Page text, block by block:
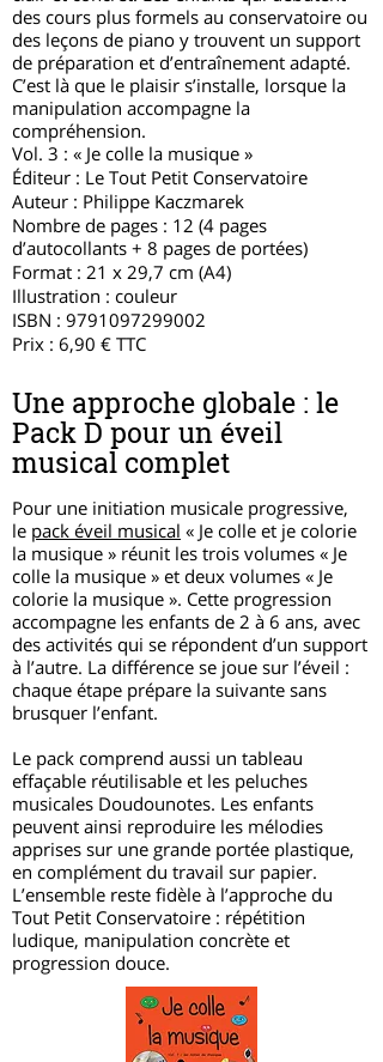
des cours plus formels au conservatoire ou
des leçons de piano y trouvent un support
de préparation et d’entraînement adapté.
C’est là que le plaisir s’installe, lorsque la
manipulation accompagne la
compréhension.
Vol. 3 : « Je colle la musique »
Éditeur : Le Tout Petit Conservatoire
Auteur : Philippe Kaczmarek
Nombre de pages : 12 (4 pages
d’autocollants + 8 pages de portées)
Format : 21 x 29,7 cm (A4)
Illustration : couleur
ISBN : 9791097299002
Prix : 6,90 € TTC
Une approche globale : le
Pack D pour un éveil
musical complet
Pour une initiation musicale progressive,
le pack éveil musical « Je colle et je colorie
la musique » réunit les trois volumes « Je
colle la musique » et deux volumes « Je
colorie la musique ». Cette progression
accompagne les enfants de 2 à 6 ans, avec
des activités qui se répondent d’un support
à l’autre. La différence se joue sur l’éveil :
chaque étape prépare la suivante sans
brusquer l’enfant.
Le pack comprend aussi un tableau
effaçable réutilisable et les peluches
musicales Doudounotes. Les enfants
peuvent ainsi reproduire les mélodies
apprises sur une grande portée plastique,
en complément du travail sur papier.
L’ensemble reste fidèle à l’approche du
Tout Petit Conservatoire : répétition
ludique, manipulation concrète et
progression douce.